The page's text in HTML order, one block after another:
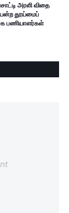
அரளி விதை
தூய்மைப்
பணியாளர்கள்